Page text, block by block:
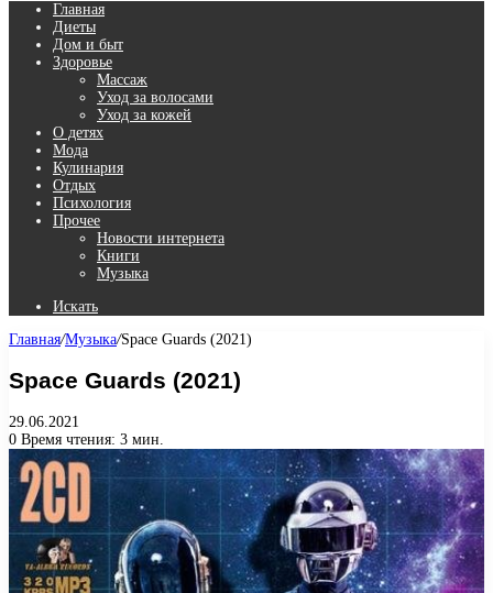
Главная
Диеты
Дом и быт
Здоровье
Массаж
Уход за волосами
Уход за кожей
О детях
Мода
Кулинария
Отдых
Психология
Прочее
Новости интернета
Книги
Музыка
Искать
Главная/Музыка/Space Guards (2021)
Space Guards (2021)
29.06.2021
0 Время чтения: 3 мин.